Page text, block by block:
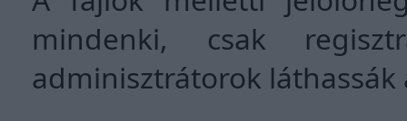
mindenki, csak
adminisztrátorok